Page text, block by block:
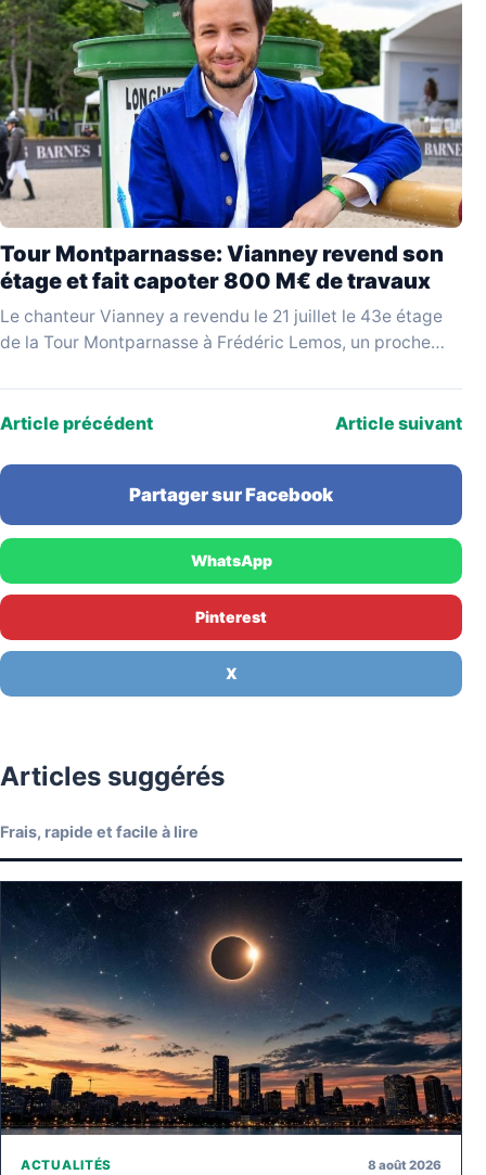
Tour Montparnasse: Vianney revend son
étage et fait capoter 800 M€ de travaux
Le chanteur Vianney a revendu le 21 juillet le 43e étage
de la Tour Montparnasse à Frédéric Lemos, un proche
Article précédent Article suivant
Partager sur Facebook
WhatsApp
Pinterest
X
Articles suggérés
Frais, rapide et facile à lire
ACTUALITÉS 8 août 2026